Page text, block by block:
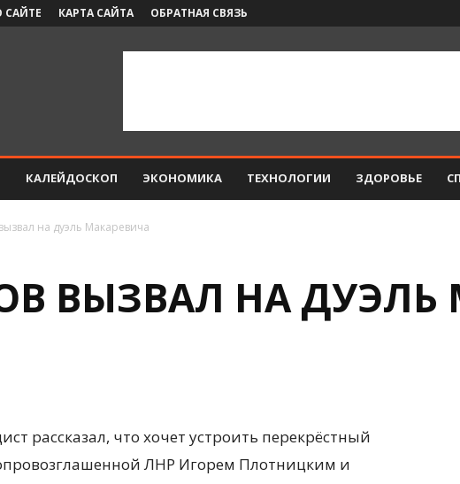
САЙТЕ КАРТА САЙТА ОБРАТНАЯ СВЯЗЬ
КАЛЕЙДОСКОП ЭКОНОМИКА ТЕХНОЛОГИИ ЗДОРОВЬЕ
на дуэль Макаревича
ВЫЗВАЛ НА ДУЭЛЬ
рассказал, что хочет устроить перекрёстный
ЛНР Игорем Плотницким и